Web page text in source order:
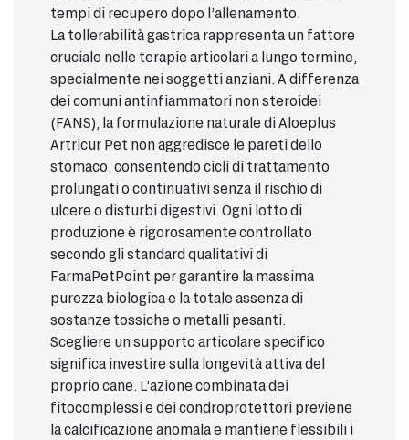
tempi di recupero dopo l’allenamento.
La tollerabilità gastrica rappresenta un fattore
cruciale nelle terapie articolari a lungo termine,
specialmente nei soggetti anziani. A differenza
dei comuni antinfiammatori non steroidei
(FANS), la formulazione naturale di Aloeplus
Artricur Pet non aggredisce le pareti dello
stomaco, consentendo cicli di trattamento
prolungati o continuativi senza il rischio di
ulcere o disturbi digestivi. Ogni lotto di
produzione è rigorosamente controllato
secondo gli standard qualitativi di
FarmaPetPoint per garantire la massima
purezza biologica e la totale assenza di
sostanze tossiche o metalli pesanti.
Scegliere un supporto articolare specifico
significa investire sulla longevità attiva del
proprio cane. L’azione combinata dei
fitocomplessi e dei condroprotettori previene
la calcificazione anomala e mantiene flessibili i